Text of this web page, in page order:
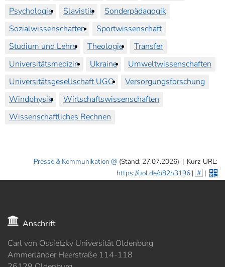
Psychologie
Slavistik
Sonderpädagogik
Sozialwissenschaften
Sportwissenschaft
Studium und Lehre
Theologie
Transfer
Universitätsmedizin
Ukraine
Umweltwissenschaften
Universitätsgesellschaft UGO
Versorgungsforschung
Windphysik
Wirtschaftswissenschaften
Wissenschaftliches Rechnen
Presse & Kommunikation (Stand: 27.07.2026) | Kurz-URL:
https://uol.de/p82n3196| # |
Anschrift
Carl von Ossietzky Universität Oldenburg
Ammerländer Heerstraße 114-118